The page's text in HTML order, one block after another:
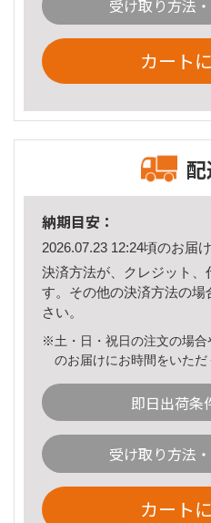
受け取り方法
カート
納期目安：
2026.07.23 12:24頃のお届
決済方法が、クレジット、
す。その他の決済方法の場
さい。
※土・日・祝日の注文の場合
のお届けにお時間をいただ
即日出荷条
受け取り方法
カート